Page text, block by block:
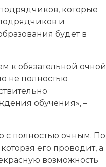
которые
и
будет в
к обязательной очной
не полностью
обучения», –
с полностью очным. По
его проводит, а
возможность